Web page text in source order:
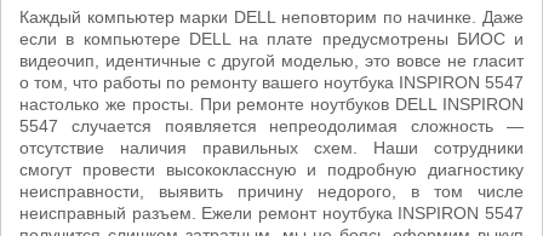
Каждый компьютер марки DELL неповторим по начинке. Даже
если в компьютере DELL на плате предусмотрены БИОС и
видеочип, идентичные с другой моделью, это вовсе не гласит
о том, что работы по ремонту вашего ноутбука INSPIRON 5547
настолько же просты. При ремонте ноутбуков DELL INSPIRON
5547 случается появляется непреодолимая сложность —
отсутствие наличия правильных схем. Наши сотрудники
смогут провести высококлассную и подробную диагностику
неисправности, выявить причину недорого, в том числе
неисправный разъем. Ежели ремонт ноутбука INSPIRON 5547